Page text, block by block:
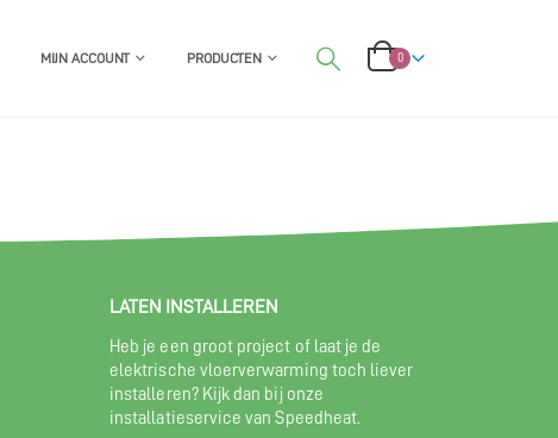
MIJN ACCOUNT PRODUCTEN 0
LATEN INSTALLEREN
Heb je een groot project of laat je de
elektrische vloerverwarming toch liever
installeren? Kijk dan bij onze
installatieservice van Speedheat.